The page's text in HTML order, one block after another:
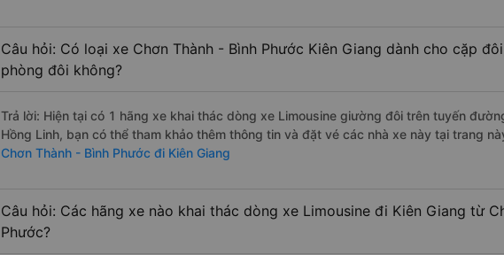
Câu hỏi: Có loại xe Chơn Thành - Bình Phước Kiên Giang dành cho cặp
phòng đôi không?
Trả lời: Hiện tại có 1 hãng xe khai thác dòng xe Limousine giường đôi trên tuyến
Hồng Linh, bạn có thể tham khảo thêm thông tin và đặt vé các nhà xe này tại trang
Chơn Thành - Bình Phước đi Kiên Giang
Câu hỏi: Các hãng xe nào khai thác dòng xe Limousine đi Kiên Giang từ
Phước?